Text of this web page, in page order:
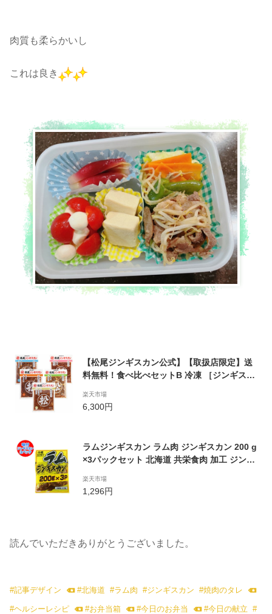
肉質も柔らかいし
これは良き
【松尾ジンギスカン公式】【取扱店限定】送
料無料！食べ比べセットB 冷凍 ［ジンギスカ
肉 焼き肉 お肉 bbq 食材 お取り寄せ 北海道)
楽天市場
6,300円
ラムジンギスカン ラム肉 ジンギスカン 200 g
×3パックセット 北海道 共栄食肉 加工 ジンギ
楽天市場
1,296円
読んでいただきありがとうございました。
#記事デザイン #北海道 #ラム肉 #ジンギスカン #焼肉のタレ
#ヘルシーレシピ #お弁当箱 #今日のお弁当 #今日の献立 #